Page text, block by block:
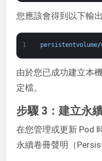
您應該會得到以下輸出
1 persistentvolume/
由於您已成功建立本
定檔。
步驟 3：建立永
在您管理或更新 Pod
永續卷冊聲明（